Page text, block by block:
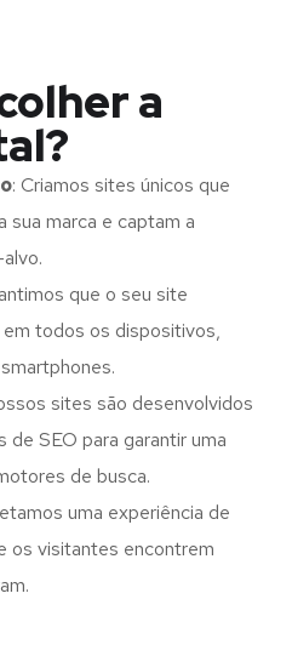
a
: Criamos sites únicos que
marca e captam a
que o seu site
todos os dispositivos,
sites são desenvolvidos
de SEO para garantir uma
de busca.
uma experiência de
os visitantes encontrem